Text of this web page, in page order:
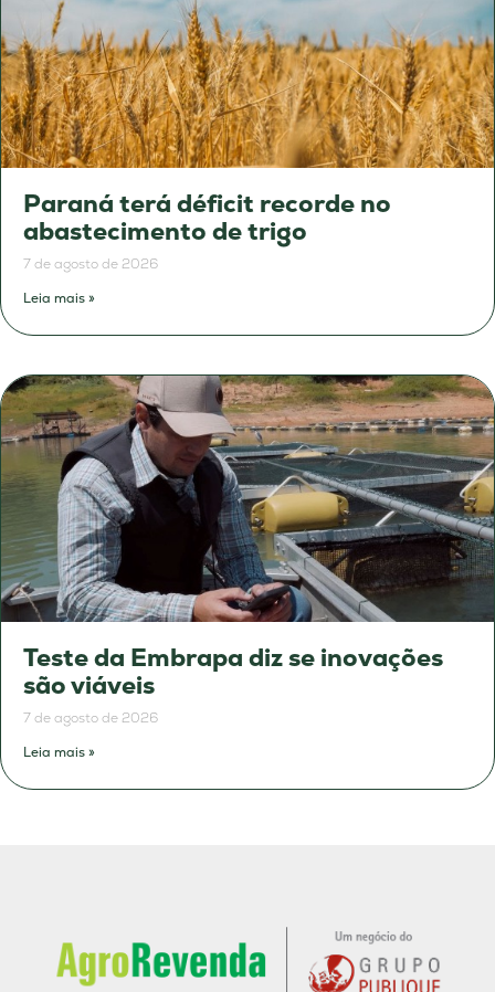
Paraná terá déficit recorde no
abastecimento de trigo
7 de agosto de 2026
Leia mais »
Teste da Embrapa diz se inovações
são viáveis
7 de agosto de 2026
Leia mais »